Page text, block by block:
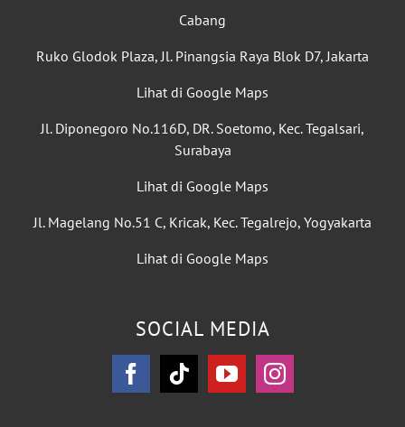
Cabang
Ruko Glodok Plaza, Jl. Pinangsia Raya Blok D7, Jakarta
Lihat di Google Maps
Jl. Diponegoro No.116D, DR. Soetomo, Kec. Tegalsari,
Surabaya
Lihat di Google Maps
Jl. Magelang No.51 C, Kricak, Kec. Tegalrejo, Yogyakarta
Lihat di Google Maps
SOCIAL MEDIA